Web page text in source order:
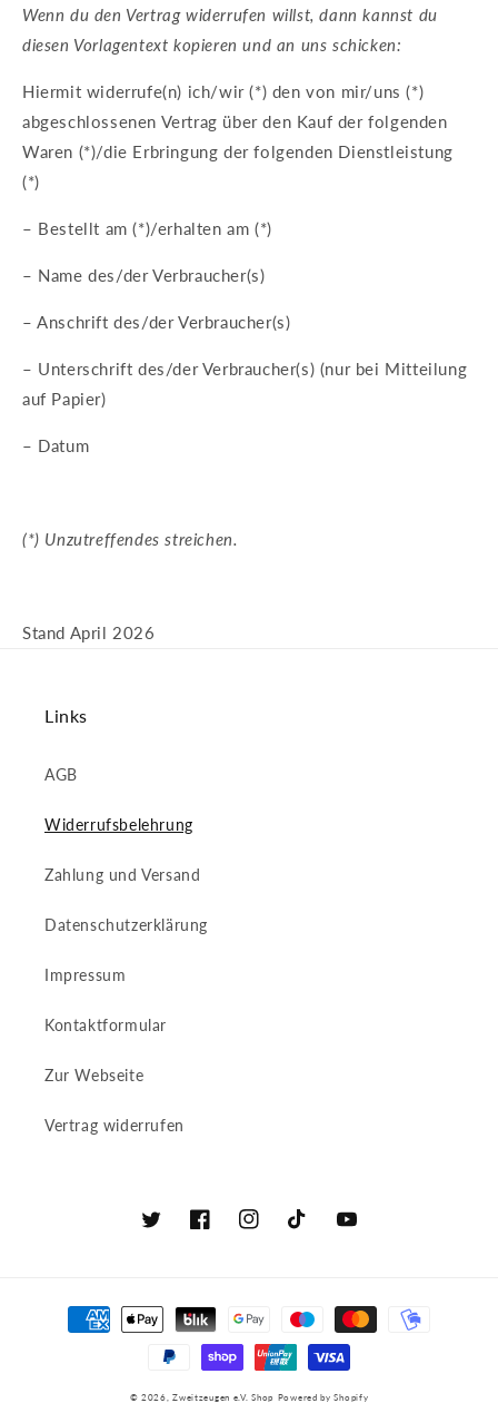
Wenn du den Vertrag widerrufen willst, dann kannst du
diesen Vorlagentext kopieren und an uns schicken:
Hiermit widerrufe(n) ich/wir (*) den von mir/uns (*)
abgeschlossenen Vertrag über den Kauf der folgenden
Waren (*)/die Erbringung der folgenden Dienstleistung
(*)
– Bestellt am (*)/erhalten am (*)
– Name des/der Verbraucher(s)
– Anschrift des/der Verbraucher(s)
– Unterschrift des/der Verbraucher(s) (nur bei Mitteilung
auf Papier)
– Datum
(*) Unzutreffendes streichen.
Stand April 2026
Links
AGB
Widerrufsbelehrung
Zahlung und Versand
Datenschutzerklärung
Impressum
Kontaktformular
Zur Webseite
Vertrag widerrufen
TwitterFacebookInstagramTikTok YouTube
Zahlungsmethoden
© 2026,Zweitzeugen e.V. Shop Powered by Shopify